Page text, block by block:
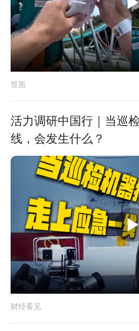
世面
活力调研中国行｜当巡
线，会发生什么？
财经看见